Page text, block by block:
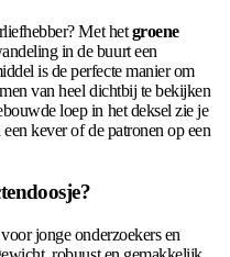
Met hetgroene
in de buurt een
is de perfecte manier om
van heel dichtbij te bekijken
loep in het deksel zie je
kever of de patronen op een
jonge onderzoekers en